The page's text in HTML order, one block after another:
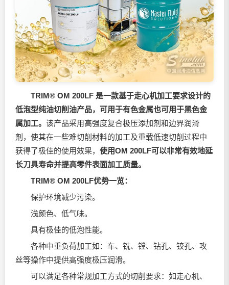
TRIM® OM 200LF 是一款基于走心机加工要求设计的
低泡型纯油切削油产品，可用于有色金属也可用于黑色金
属加工。 该产品采用高强度复合极压添加剂和边界润滑
剂，使其在一些难切削材料的加工及重载低速切削过程中
获得了极佳的使用效果， 使用OM 200LF可以非常有效地延
长刀具寿命并提高零件表面加工质量。
TRIM® OM 200LF优势一览：
保护环境减少污染。
浅颜色、低气味。
具有极佳的低泡性能。
各种中重负荷加工如：车、铣、镗、钻孔、铰孔、攻
丝等操作中提供高强度极压润滑。
可以满足各种常规加工方式的切削要求：如走心机、